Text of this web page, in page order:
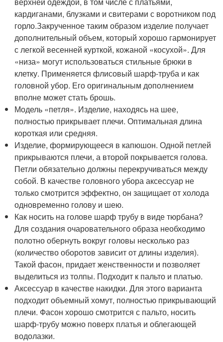
кардиганами, блузками и свитерами с воротником под
горло.Закрученное таким образом изделие получает
дополнительный объем, который хорошо гармонирует
с легкой весенней курткой, кожаной «косухой». Для
«низа» могут использоваться стильные брюки в
клетку. Применяется флисовый шарф-труба и как
головной убор. Его оригинальным дополнением
вполне может стать брошь.
Модель «петля». Изделие, находясь на шее,
полностью прикрывает плечи. Оптимальная длина
короткая или средняя.
Изделие, формирующееся в капюшон. Одной петлей
прикрываются плечи, а второй покрывается голова.
Петли обязательно должны перекручиваться между
собой. В качестве головного убора аксессуар не
только смотрится эффектно, он защищает от холода
одновременно голову и шею.
Как носить на голове шарф трубу в виде тюрбана?
Для создания очаровательного образа необходимо
полотно обернуть вокруг головы несколько раз
(количество оборотов зависит от длины изделия).
Такой фасон, придает женственности и позволяет
выделиться из толпы. Подходит к пальто и платью.
Аксессуар в качестве накидки. Для этого варианта
подходит объемный хомут, полностью прикрывающий
плечи. Фасон хорошо смотрится с пальто, носить
шарф-трубу можно поверх платья и облегающей
водолазки.